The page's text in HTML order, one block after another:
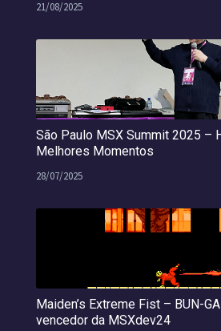
21/08/2025
São Paulo MSX Summit 2025 –
Melhores Momentos
28/07/2025
Maiden’s Extreme Fist – BUN-
vencedor da MSXdev24